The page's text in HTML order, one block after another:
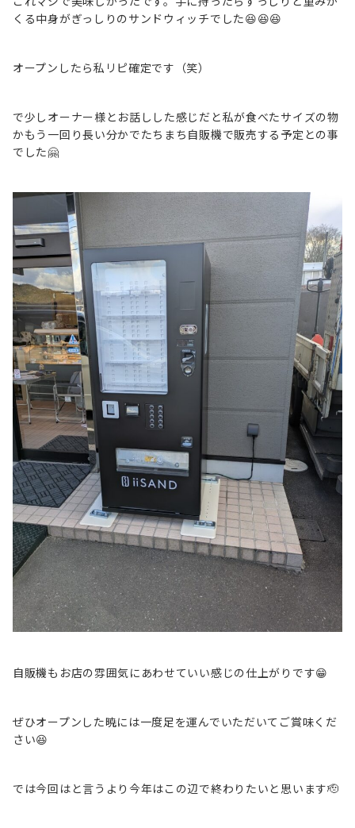
くる中身がぎっしりのサンドウィッチでした😆😆😆
オープンしたら私リピ確定です（笑）
で少しオーナー様とお話しした感じだと私が食べたサイズの物
かもう一回り長い分かでたちまち自販機で販売する予定との事
でした🤗
自販機もお店の雰囲気にあわせていい感じの仕上がりです😁
ぜひオープンした暁には一度足を運んでいただいてご賞味くだ
さい😆
では今回はと言うより今年はこの辺で終わりたいと思います🫡